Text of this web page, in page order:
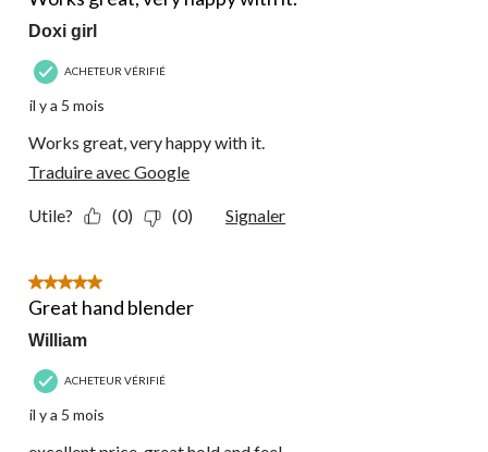
Doxi girl
ACHETEUR VÉRIFIÉ
il y a 5 mois
Works great, very happy with it.
Traduire avec Google
Utile? (0) (0) Signaler
5 étoile(s) sur 5.
Great hand blender
William
ACHETEUR VÉRIFIÉ
il y a 5 mois